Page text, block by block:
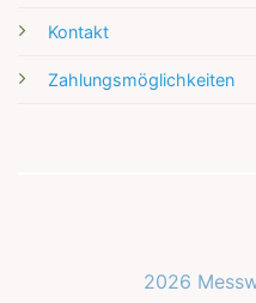
Kontakt
Zahlungsmöglichkeiten
2026